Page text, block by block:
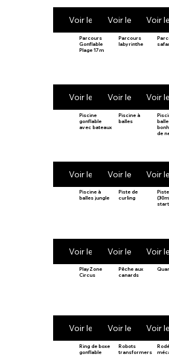
Voir le produitVoir le produit
Voir
Parcours
Gonflable
Plage 17m
Voir le produit
Parcours
labyrinthe
Voir le produit
Voir
Piscine
gonflable
avec bateaux
Voir le produit
Piscine à
balles
Voir le produit
de
Voir
Piscine à
balles jungle
Voir le produit
Piste de
curling
Voir le produit
Voir
PlayZone
Circus
Voir le produit
Pêche aux
canards
Voir le produit
Voir
Ring de boxe
gonflable
Robots
transformers